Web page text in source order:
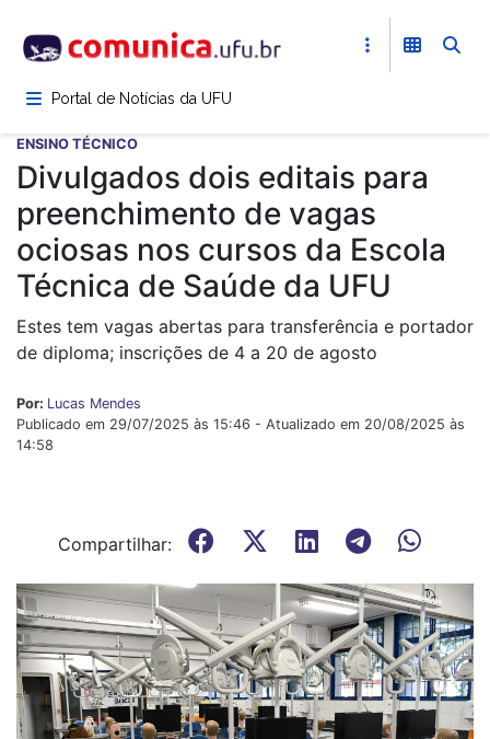
para
conteúdoPortal de Notícias da UFU
ENSINO TÉCNICO
Divulgados dois editais para
preenchimento de vagas
ociosas nos cursos da Escola
Técnica de Saúde da UFU
Estes tem vagas abertas para transferência e portador
de diploma; inscrições de 4 a 20 de agosto
Por: Lucas Mendes
Publicado em 29/07/2025 às 15:46 - Atualizado em 20/08/2025 às
14:58
Compartilhar: